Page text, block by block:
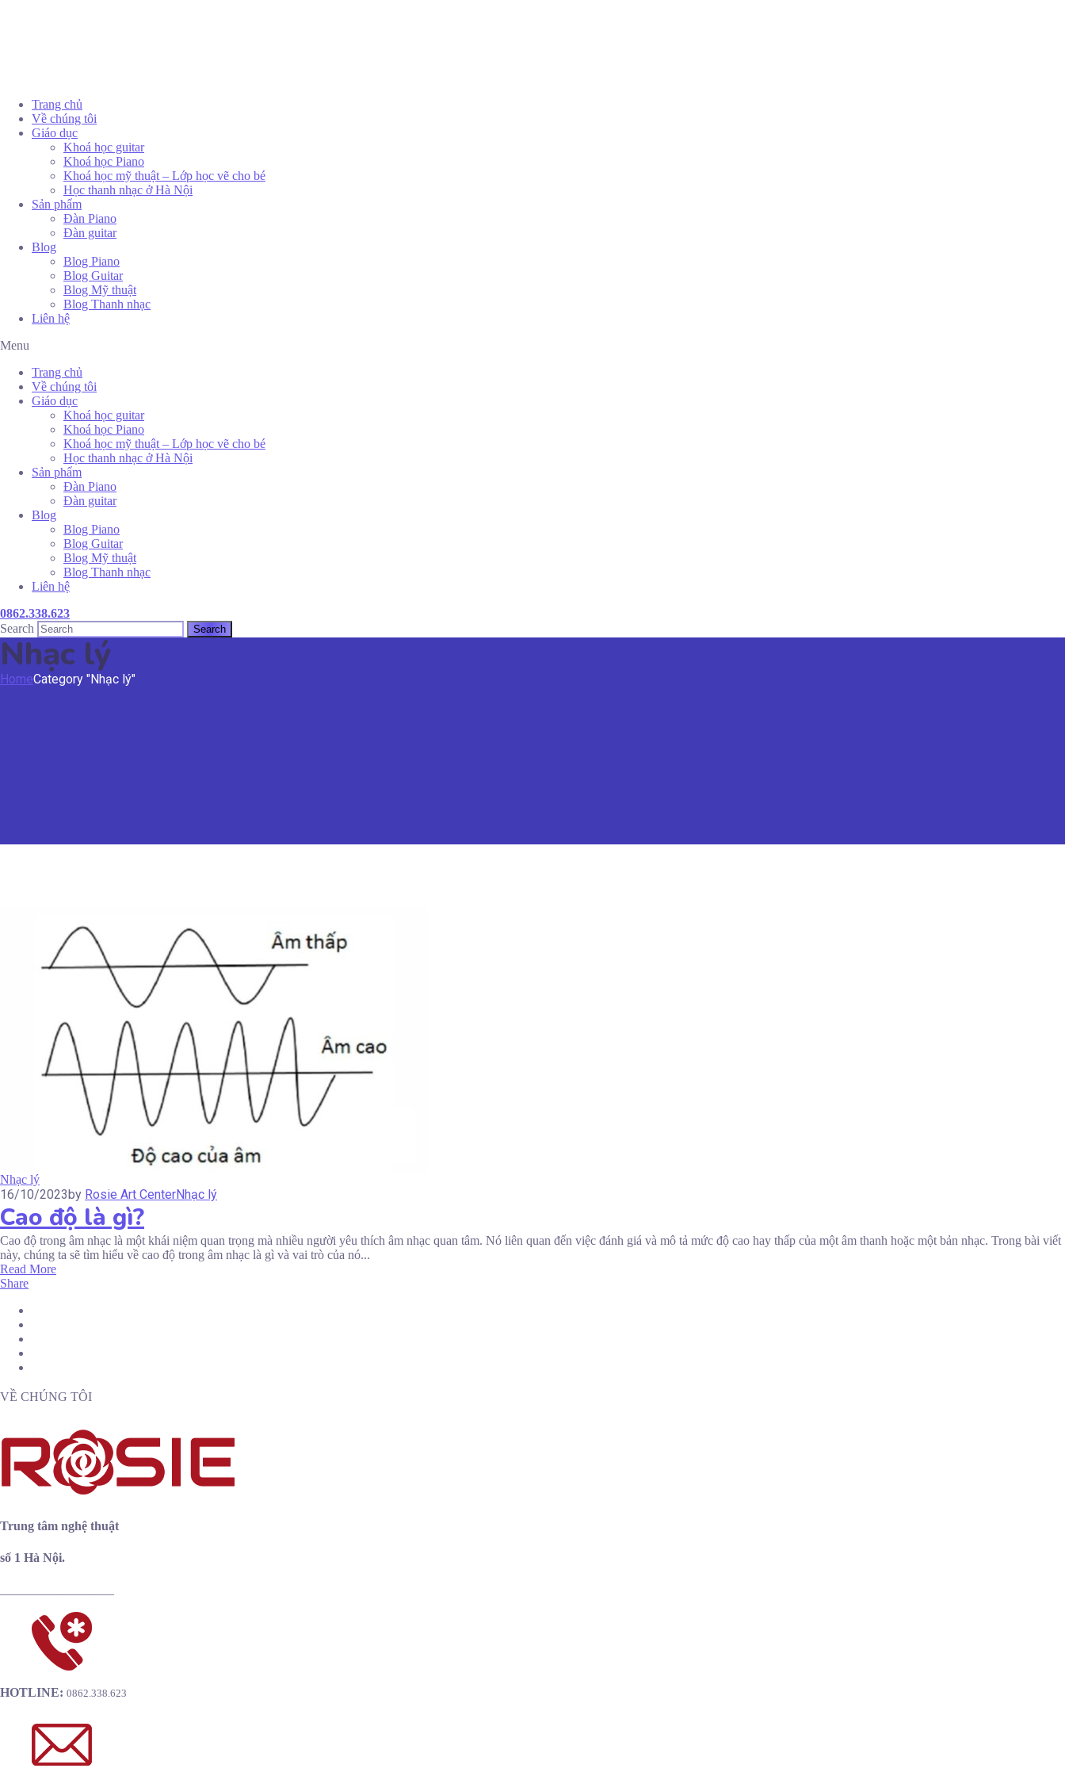
Trang chủ
Về chúng tôi
Giáo dục
Khoá học guitar
Khoá học Piano
Khoá học mỹ thuật – Lớp học vẽ cho bé
Học thanh nhạc ở Hà Nội
Sản phẩm
Đàn Piano
Đàn guitar
Blog
Blog Piano
Blog Guitar
Blog Mỹ thuật
Blog Thanh nhạc
Liên hệ
Menu
Trang chủ
Về chúng tôi
Giáo dục
Khoá học guitar
Khoá học Piano
Khoá học mỹ thuật – Lớp học vẽ cho bé
Học thanh nhạc ở Hà Nội
Sản phẩm
Đàn Piano
Đàn guitar
Blog
Blog Piano
Blog Guitar
Blog Mỹ thuật
Blog Thanh nhạc
Liên hệ
0862.338.623
Search
Nhạc lý
HomeCategory "Nhạc lý"
Nhạc lý
16/10/2023by Rosie Art CenterNhạc lý
Cao độ là gì?
Cao độ trong âm nhạc là một khái niệm quan trọng mà nhiều người yêu thích âm nhạc quan tâm. Nó liên quan đến việc đánh giá và mô tả mức độ cao hay thấp của một âm thanh hoặc một bản nhạc. Trong bài viết
này, chúng ta sẽ tìm hiểu về cao độ trong âm nhạc là gì và vai trò của nó...
Read More
Share
VỀ CHÚNG TÔI
Trung tâm nghệ thuật
số 1 Hà Nội.
HOTLINE: 0862.338.623